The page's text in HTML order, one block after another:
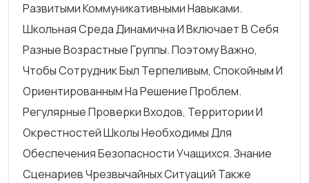
Развитыми Коммуникативными Навыками.
Школьная Среда Динамична И Включает В Себя
Разные Возрастные Группы. Поэтому Важно,
Чтобы Сотрудник Был Терпеливым, Спокойным И
Ориентированным На Решение Проблем.
Регулярные Проверки Входов, Территории И
Окрестностей Школы Необходимы Для
Обеспечения Безопасности Учащихся. Знание
Сценариев Чрезвычайных Ситуаций Также